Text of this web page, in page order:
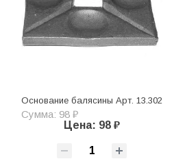
Основание балясины Арт. 13.302
Сумма: 98 ₽
Цена: 98 ₽